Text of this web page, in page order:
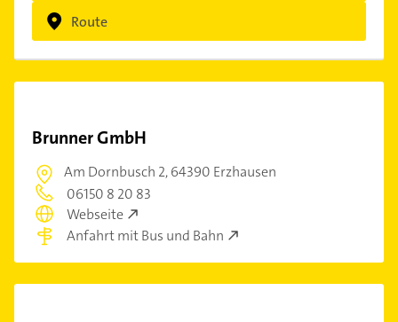
Route
Brunner GmbH
Am Dornbusch 2,64390 Erzhausen
06150 8 20 83
Webseite
Anfahrt mit Bus und Bahn